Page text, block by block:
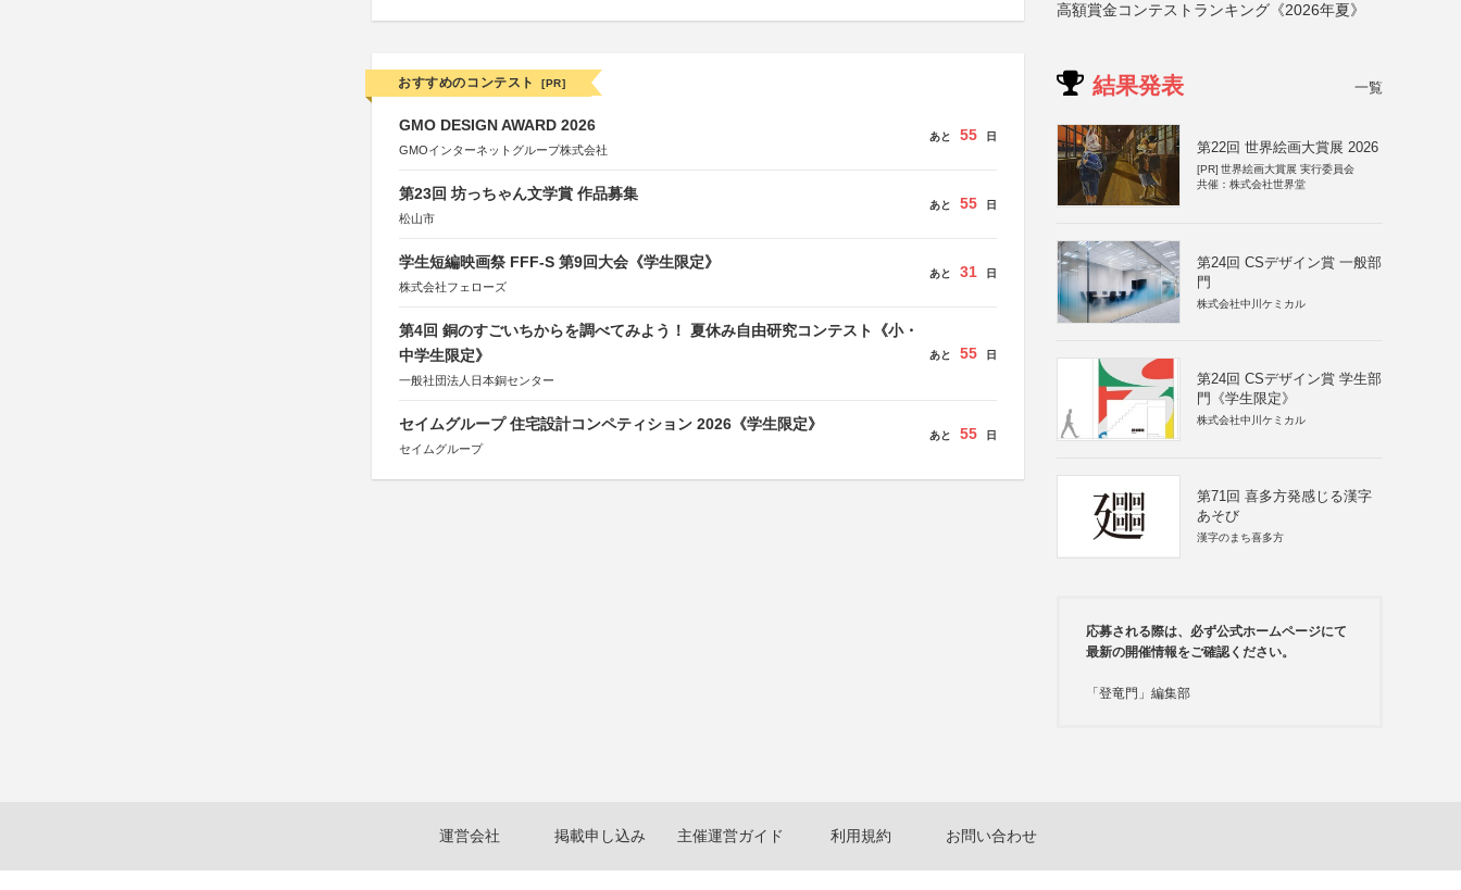
おすすめのコンテスト [PR]
GMO DESIGN AWARD 2026
GMOインターネットグループ株式会社
あと 55 日
第23回 坊っちゃん文学賞 作品募集
松山市
あと 55 日
学生短編映画祭 FFF-S 第9回大会《学生限定》
株式会社フェローズ
あと 31 日
第4回 銅のすごいちからを調べてみよう！ 夏休み自由研究コンテスト《小・
中学生限定》
一般社団法人日本銅センター
あと 55 日
セイムグループ 住宅設計コンペティション 2026《学生限定》
セイムグループ
あと 55 日
高額賞金コンテストランキング《2026年夏》
結果発表 一覧
第22回 世界絵画大賞展 2026
[PR] 世界絵画大賞展 実行委員会
共催：株式会社世界堂
第24回 CSデザイン賞 一般部
門
株式会社中川ケミカル
第24回 CSデザイン賞 学生部
門《学生限定》
株式会社中川ケミカル
第71回 喜多方発感じる漢字
あそび
漢字のまち喜多方
応募される際は、必ず公式ホームページにて
最新の開催情報をご確認ください。
「登竜門」編集部
運営会社 掲載申し込み 主催運営ガイド 利用規約 お問い合わせ